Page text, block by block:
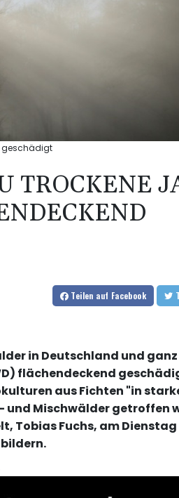
geschädigt
TROCKENE
Teilen auf Facebook
in Deutschland und ganz
flächendeckend
aus Fichten "in
Mischwälder getroffen
Tobias Fuchs, am Dienstag